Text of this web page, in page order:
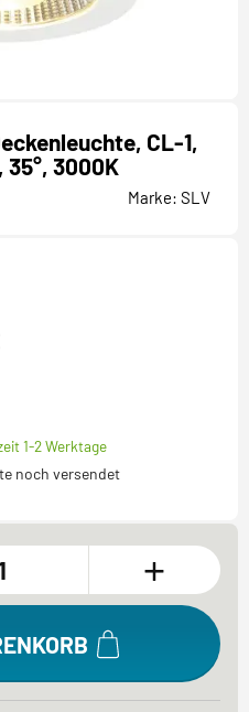
CL-1,
35°, 3000K
Marke: SLV
1-2 Werktage
noch versendet
+